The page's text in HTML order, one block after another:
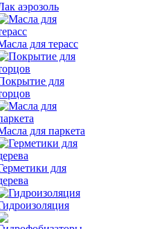
аэрозоль
для терасс
для
для паркета
для